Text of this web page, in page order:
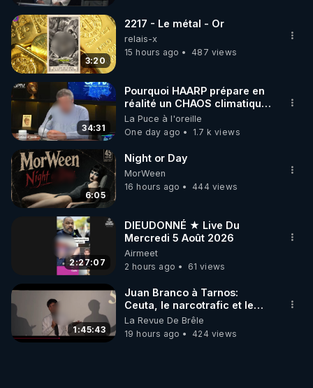
3:20
2217 - Le métal - Or
relais-x
15 hours ago
487 views
34:31
Pourquoi HAARP prépare en
réalité un CHAOS climatique,
on répond
La Puce à l'oreille
One day ago
1.7 k views
6:05
Night or Day
MorWeen
16 hours ago
444 views
2:27:07
DIEUDONNÉ ★ Live Du
Mercredi 5 Août 2026
Airmeet
2 hours ago
61 views
1:45:43
Juan Branco à Tarnos:
Ceuta, le narcotrafic et le
pouvoir en France
La Revue De Brêle
19 hours ago
424 views